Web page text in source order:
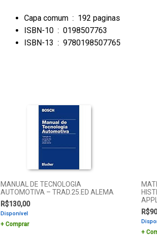
Capa comum ‏ : ‎ 192 paginas
ISBN-10 ‏ : ‎ 0198507763
ISBN-13 ‏ : ‎ 9780198507765
MANUAL DE TECNOLOGIA
AUTOMOTIVA – TRAD.25.ED ALEMA
R$130,00
Disponível
Comprar
R$